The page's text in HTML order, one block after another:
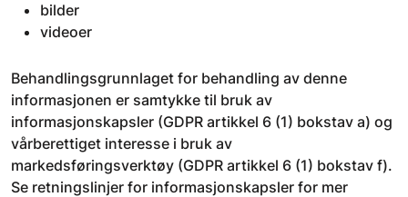
bilder
videoer
Behandlingsgrunnlaget for behandling av denne
informasjonen er samtykke til bruk av
informasjonskapsler (GDPR artikkel 6 (1) bokstav a) og
vårberettiget interesse i bruk av
markedsføringsverktøy (GDPR artikkel 6 (1) bokstav f).
Se retningslinjer for informasjonskapsler for mer